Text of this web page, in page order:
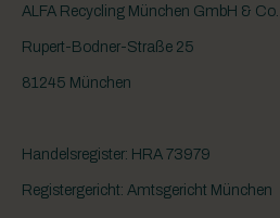
ALFA Recycling München GmbH &
Rupert-Bodner-Straße 25
81245 München
Handelsregister: HRA 73979
Registergericht: Amtsgericht München